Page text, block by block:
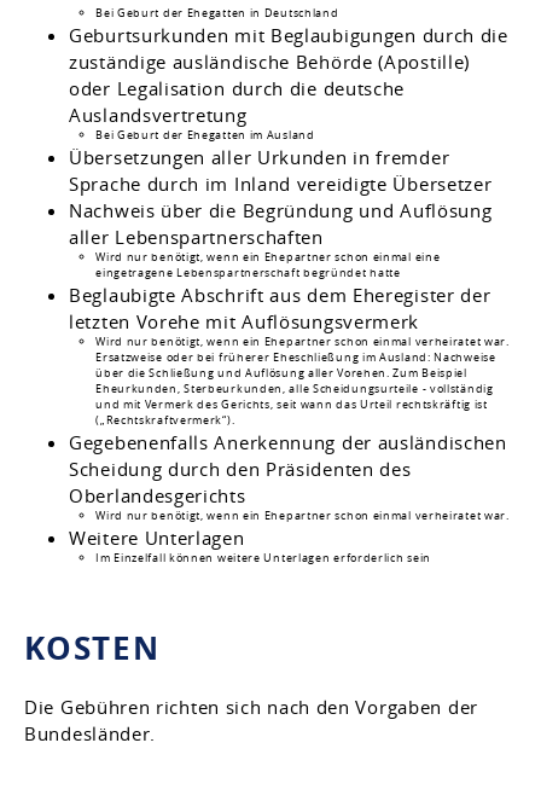
Bei Geburt der Ehegatten in Deutschland
Geburtsurkunden mit Beglaubigungen durch die
zuständige ausländische Behörde (Apostille)
oder Legalisation durch die deutsche
Auslandsvertretung
Bei Geburt der Ehegatten im Ausland
Übersetzungen aller Urkunden in fremder
Sprache durch im Inland vereidigte Übersetzer
Nachweis über die Begründung und Auflösung
aller Lebenspartnerschaften
Wird nur benötigt, wenn ein Ehepartner schon einmal eine
eingetragene Lebenspartnerschaft begründet hatte
Beglaubigte Abschrift aus dem Eheregister der
letzten Vorehe mit Auflösungsvermerk
Wird nur benötigt, wenn ein Ehepartner schon einmal verheiratet war.
Ersatzweise oder bei früherer Eheschließung im Ausland: Nachweise
über die Schließung und Auflösung aller Vorehen. Zum Beispiel
Eheurkunden, Sterbeurkunden, alle Scheidungsurteile - vollständig
und mit Vermerk des Gerichts, seit wann das Urteil rechtskräftig ist
(„Rechtskraftvermerk“).
Gegebenenfalls Anerkennung der ausländischen
Scheidung durch den Präsidenten des
Oberlandesgerichts
Wird nur benötigt, wenn ein Ehepartner schon einmal verheiratet war.
Weitere Unterlagen
Im Einzelfall können weitere Unterlagen erforderlich sein
KOSTEN
Die Gebühren richten sich nach den Vorgaben der
Bundesländer.